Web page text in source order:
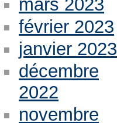
mars 2023
février 2023
janvier 2023
décembre
2022
novembre